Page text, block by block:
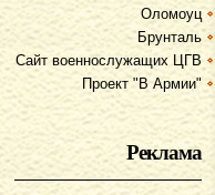
Оломоуц
Брунталь
Сайт военнослужащих ЦГВ
Проект "В Армии"
Реклама